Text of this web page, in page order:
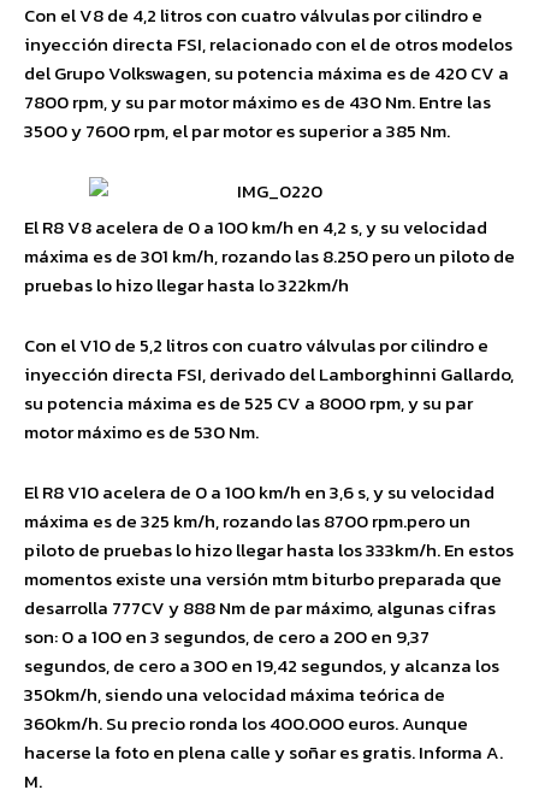
Con el V8 de 4,2 litros con cuatro válvulas por cilindro e
inyección directa FSI, relacionado con el de otros modelos
del Grupo Volkswagen, su potencia máxima es de 420 CV a
7800 rpm, y su par motor máximo es de 430 Nm. Entre las
3500 y 7600 rpm, el par motor es superior a 385 Nm.
El R8 V8 acelera de 0 a 100 km/h en 4,2 s, y su velocidad
máxima es de 301 km/h, rozando las 8.250 pero un piloto de
pruebas lo hizo llegar hasta lo 322km/h
Con el V10 de 5,2 litros con cuatro válvulas por cilindro e
inyección directa FSI, derivado del Lamborghinni Gallardo,
su potencia máxima es de 525 CV a 8000 rpm, y su par
motor máximo es de 530 Nm.
El R8 V10 acelera de 0 a 100 km/h en 3,6 s, y su velocidad
máxima es de 325 km/h, rozando las 8700 rpm.pero un
piloto de pruebas lo hizo llegar hasta los 333km/h. En estos
momentos existe una versión mtm biturbo preparada que
desarrolla 777CV y 888 Nm de par máximo, algunas cifras
son: 0 a 100 en 3 segundos, de cero a 200 en 9,37
segundos, de cero a 300 en 19,42 segundos, y alcanza los
350km/h, siendo una velocidad máxima teórica de
360km/h. Su precio ronda los 400.000 euros. Aunque
hacerse la foto en plena calle y soñar es gratis. Informa A.
M.